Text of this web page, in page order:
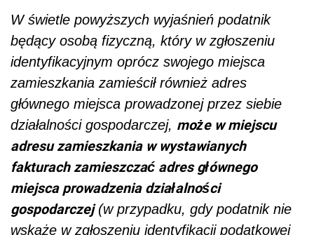
W świetle powyższych wyjaśnień podatnik
będący osobą fizyczną, który w zgłoszeniu
identyfikacyjnym oprócz swojego miejsca
zamieszkania zamieścił również adres
głównego miejsca prowadzonej przez siebie
działalności gospodarczej, może w miejscu
adresu zamieszkania w wystawianych
fakturach zamieszczać adres głównego
miejsca prowadzenia działalności
gospodarczej(w przypadku, gdy podatnik nie
wskaże w zgłoszeniu identyfikacji podatkowej